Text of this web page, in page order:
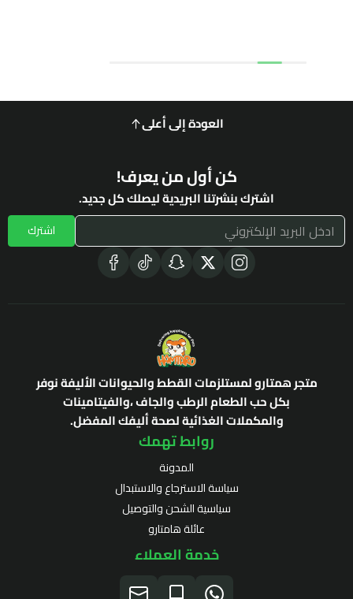
العودة إلى أعلى
كن أول من يعرف!
اشترك بنشرتنا البريدية ليصلك كل جديد.
اشترك
متجر همتارو لمستلزمات القطط والحيوانات الأليفة نوفر
بكل حب الطعام الرطب والجاف ،والفيتامينات
والمكملات الغذائية لصحة أليفك المفضل.
روابط تهمك
المدونة
سياسة الاسترجاع والاستبدال
سياسية الشحن والتوصيل
عائلة هامتارو
خدمة العملاء